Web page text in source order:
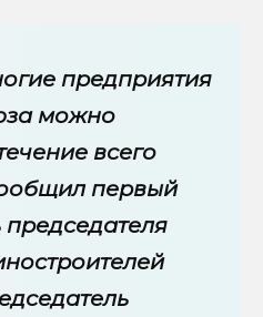
предприятия
можно
всего
первый
председателя